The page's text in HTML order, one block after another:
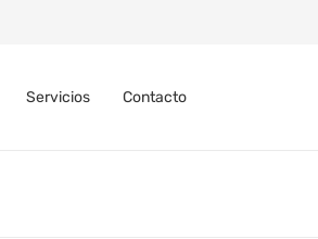
Servicios Contacto